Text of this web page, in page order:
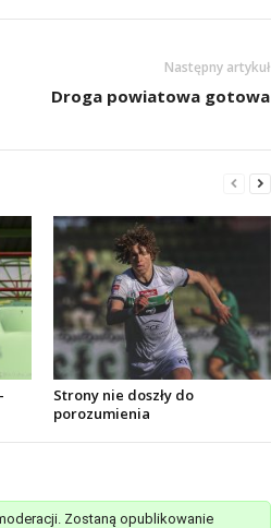
Następny artykuł
Droga powiatowa gotowa
Strony nie doszły do
porozumienia
Zostaną opublikowanie